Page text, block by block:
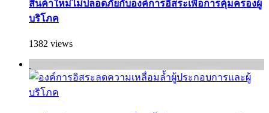
สินค้าใหม่ไม่ปลอดภัยกับองค์การอิสระเพื่อการคุ้มครองผู้
บริโภค
1382 views